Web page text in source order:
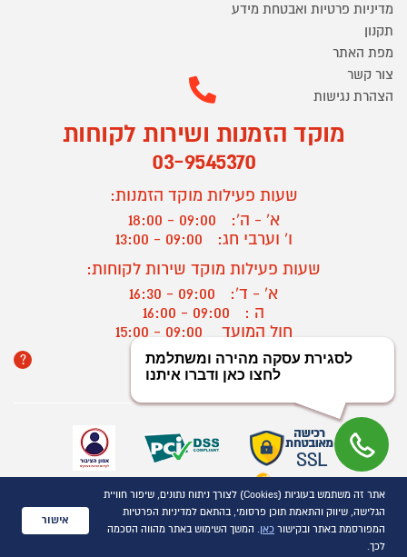
מדיניות פרטיות ואבטחת מידע
תקנון
מפת האתר
צור קשר
הצהרת נגישות
מוקד הזמנות ושירות לקוחות
03-9545370
שעות פעילות מוקד הזמנות:
א' - ה':
09:00 - 18:00
ו' וערבי חג:
09:00 - 13:00
שעות פעילות מוקד שירות לקוחות:
א' - ד':
09:00 - 16:30
ה :
09:00 - 16:00
חול המועד
? יצירת קשר/ביטול הזמנה
כל הזכויות שמורות P1000© 2021
התמונות להמחשה בלבד
ט.ל.ח.
אתר זה משתמש בעוגיות (Cookies) לצורך ניתוח נתונים, שיפור חוויית
הגלישה, שיווק והתאמת תוכן פרסומי, בהתאם למדיניות הפרטיות
המפורסמת באתר ובקישור כאן. המשך השימוש באתר מהווה הסכמה
לכך.
אישור